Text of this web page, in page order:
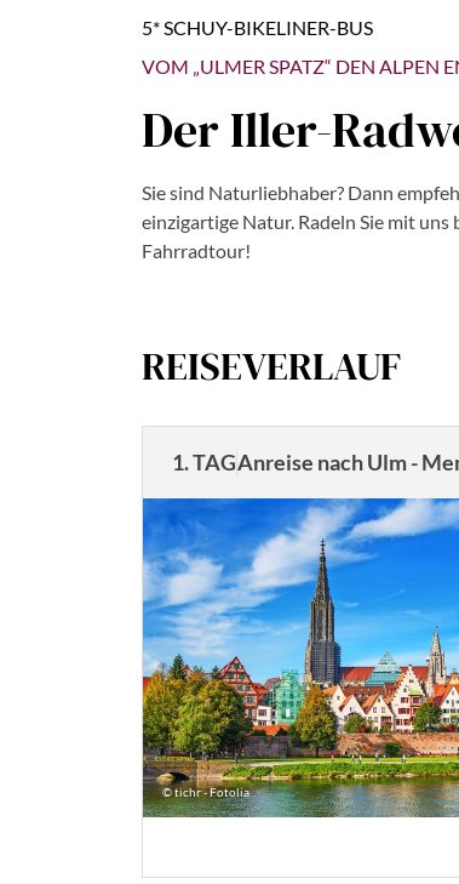
5* SCHUY-BIKELINER-BUS
VOM „ULMER SPATZ“ DEN ALPEN
Der Iller-
Sie sind Naturliebhaber? Dann
einzigartige Natur. Radeln Sie mit
Fahrradtour!
REISEVERLAUF
1. TAGAnreise nach Ulm -
© tichr - Fotolia